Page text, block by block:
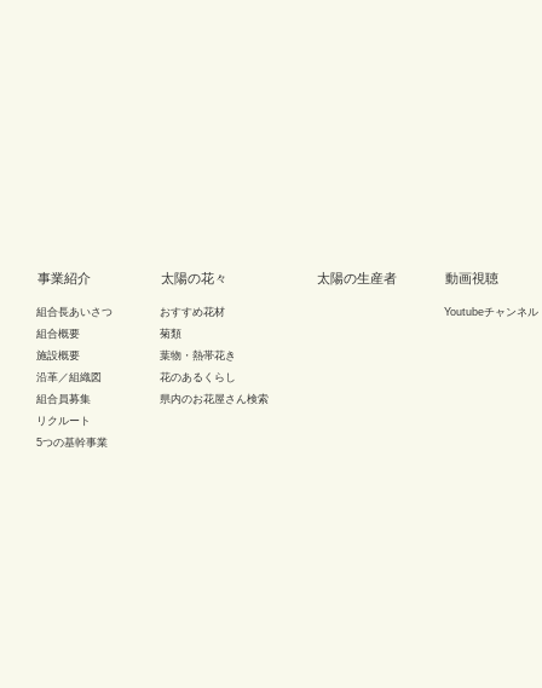
事業紹介
組合長あいさつ
組合概要
施設概要
沿革／組織図
組合員募集
リクルート
5つの基幹事業
太陽の花々
おすすめ花材
菊類
葉物・熱帯花き
花のあるくらし
県内のお花屋さん検索
太陽の生産者 動画視聴
Youtubeチャンネル